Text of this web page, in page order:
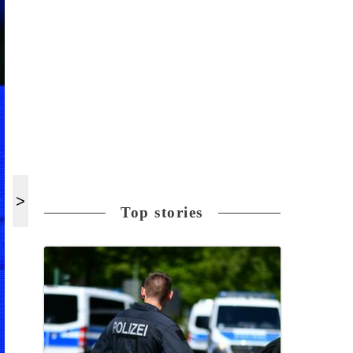
Top stories